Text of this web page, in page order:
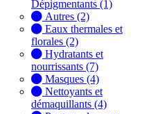
Dépigmentants (1)
Autres (2)
Eaux thermales et
florales (2)
Hydratants et
nourrissants (7)
Masques (4)
Nettoyants et
démaquillants (4)